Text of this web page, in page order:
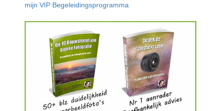
mijn VIP Begeleidingsprogramma